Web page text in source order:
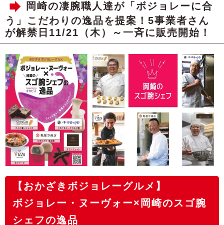
岡崎の凄腕職人達が「ボジョレーに合
う」こだわりの逸品を提案！5事業者さん
が解禁日11/21（木）～一斉に販売開始！
【おかざきボジョレーグルメ】
ボジョレー・ヌーヴォー×岡崎のスゴ腕
シェフの逸品